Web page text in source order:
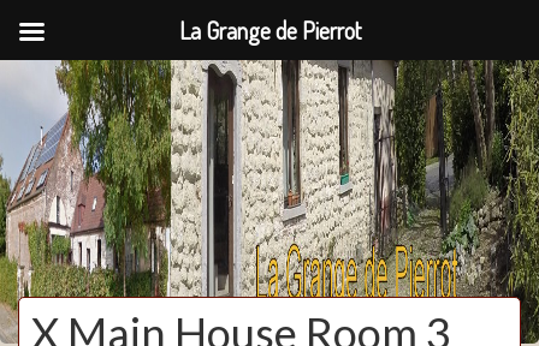
La Grange de Pierrot
X Main House Room 3
La Grange de Pierrot